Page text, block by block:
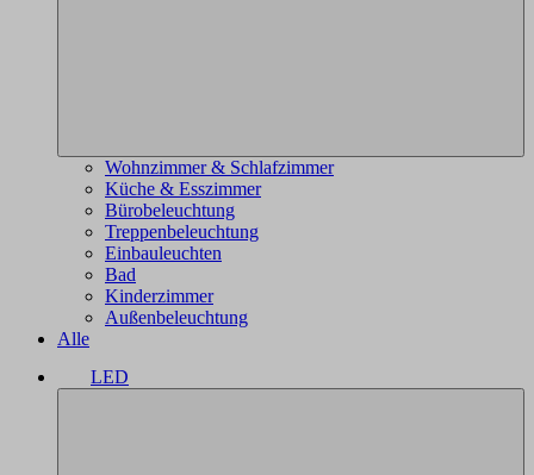
Wohnzimmer & Schlafzimmer
Küche & Esszimmer
Bürobeleuchtung
Treppenbeleuchtung
Einbauleuchten
Bad
Kinderzimmer
Außenbeleuchtung
Alle
LED